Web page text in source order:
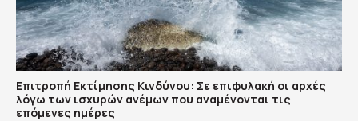
Επιτροπή Εκτίμησης Κινδύνου: Σε επιφυλακή οι αρχές
λόγω των ισχυρών ανέμων που αναμένονται τις
επόμενες ημέρες